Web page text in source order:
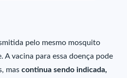
pelo mesmo mosquito
A vacina para essa doença pode
mascontinua sendo indicada,